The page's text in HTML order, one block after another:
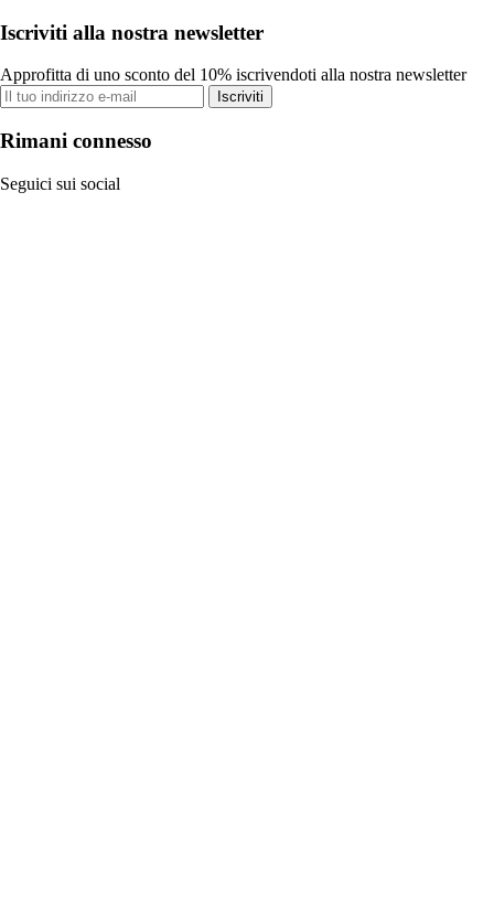
Iscriviti alla nostra newsletter
Approfitta di uno sconto del 10% iscrivendoti alla nostra newsletter
Iscriviti
Rimani connesso
Seguici sui social